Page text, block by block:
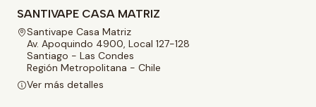
SANTIVAPE CASA MATRIZ
Santivape Casa Matriz
Av. Apoquindo 4900, Local 127-128
Santiago - Las Condes
Región Metropolitana - Chile
Ver más detalles